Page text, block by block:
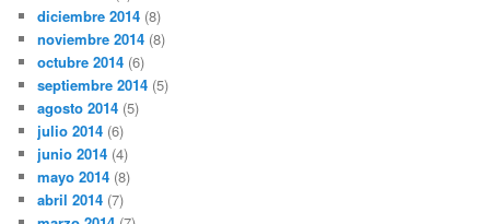
diciembre 2014 (8)
noviembre 2014 (8)
octubre 2014 (6)
septiembre 2014 (5)
agosto 2014 (5)
julio 2014 (6)
junio 2014 (4)
mayo 2014 (8)
abril 2014 (7)